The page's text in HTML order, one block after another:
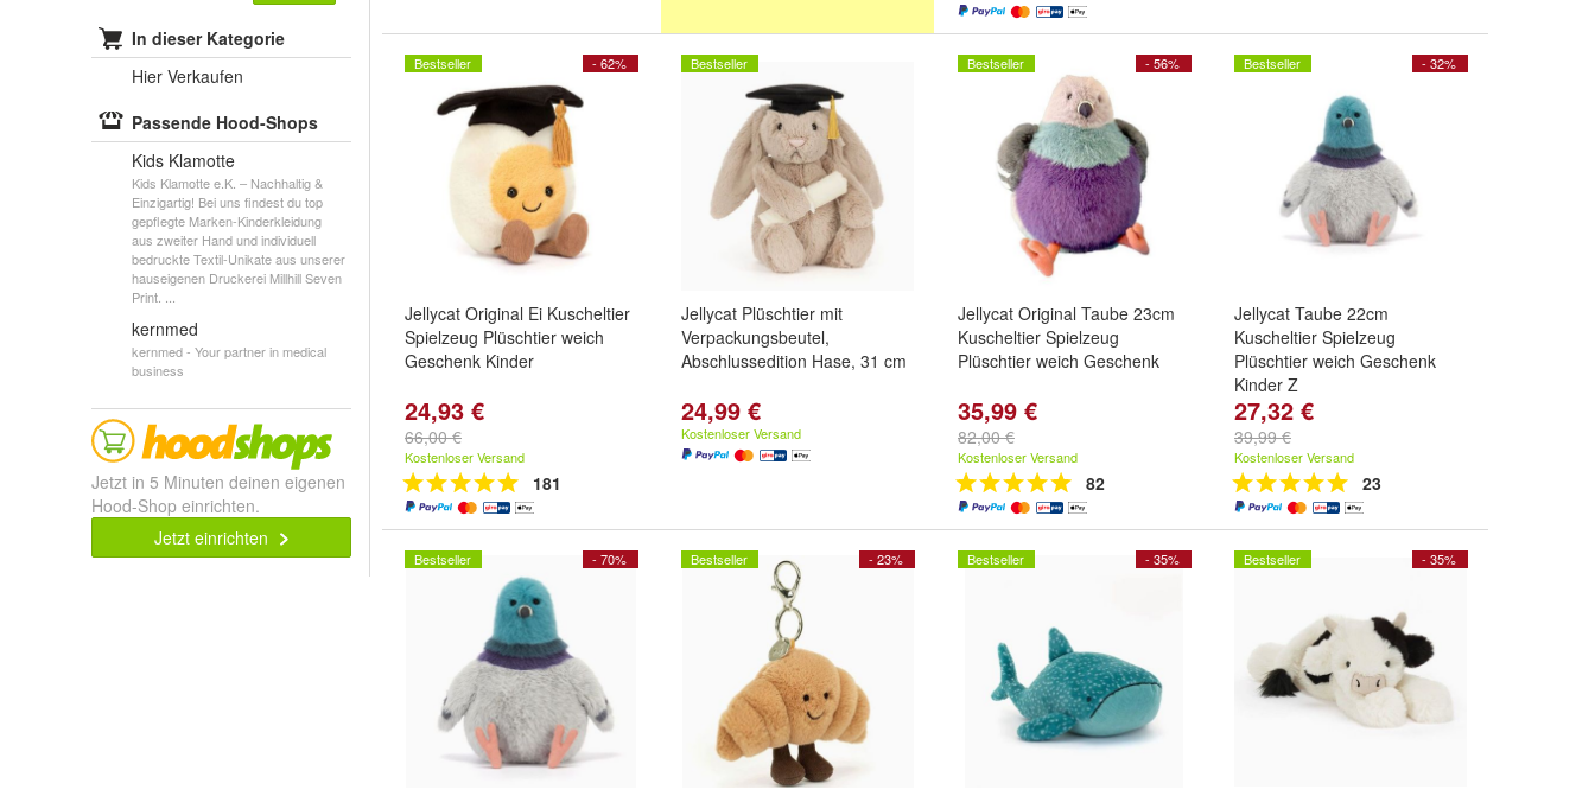
In dieser Kategorie
Hier Verkaufen
Passende Hood-Shops
Kids Klamotte
Kids Klamotte e.K. – Nachhaltig &
Einzigartig! Bei uns findest du top
gepflegte Marken-Kinderkleidung
aus zweiter Hand und individuell
bedruckte Textil-Unikate aus unserer
hauseigenen Druckerei Millhill Seven
Print. ...
kernmed
kernmed - Your partner in medical
business
Jetzt in 5 Minuten deinen eigenen
Hood-Shop einrichten.
Jetzt einrichten
- 62%
Bestseller
Jellycat Original Ei Kuscheltier
Spielzeug Plüschtier weich
Geschenk Kinder
24,93 €
66,00 €
Kostenloser Versand
181
Bestseller
Jellycat Plüschtier mit
Verpackungsbeutel,
Abschlussedition Hase, 31 cm
24,99 €
Kostenloser Versand
- 56%
Bestseller
Jellycat Original Taube 23cm
Kuscheltier Spielzeug
Plüschtier weich Geschenk
35,99 €
82,00 €
Kostenloser Versand
82
- 32%
Bestseller
Jellycat Taube 22cm
Kuscheltier Spielzeug
Plüschtier weich Geschenk
Kinder Z
27,32 €
39,99 €
Kostenloser Versand
23
- 70%
Bestseller - 23%
Bestseller - 35%
Bestseller - 35%
Bestseller